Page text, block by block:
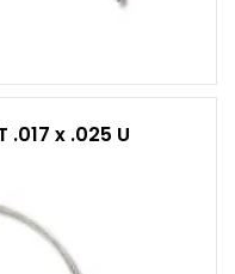
.017 x .025 U